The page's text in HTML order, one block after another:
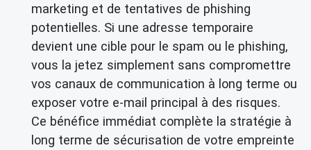
marketing et de tentatives de phishing
potentielles. Si une adresse temporaire
devient une cible pour le spam ou le phishing,
vous la jetez simplement sans compromettre
vos canaux de communication à long terme ou
exposer votre e-mail principal à des risques.
Ce bénéfice immédiat complète la stratégie à
long terme de sécurisation de votre empreinte